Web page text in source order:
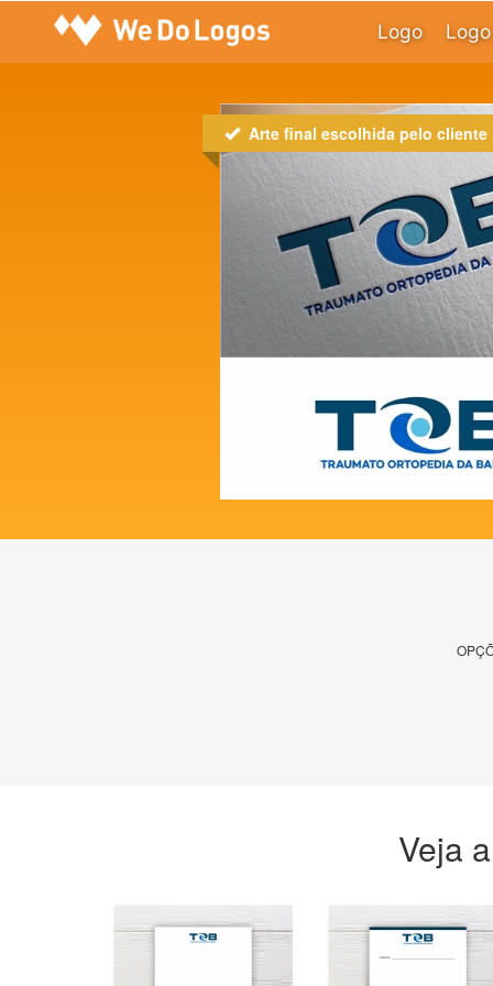
Logo
Arte final escolhida pelo cliente
Veja